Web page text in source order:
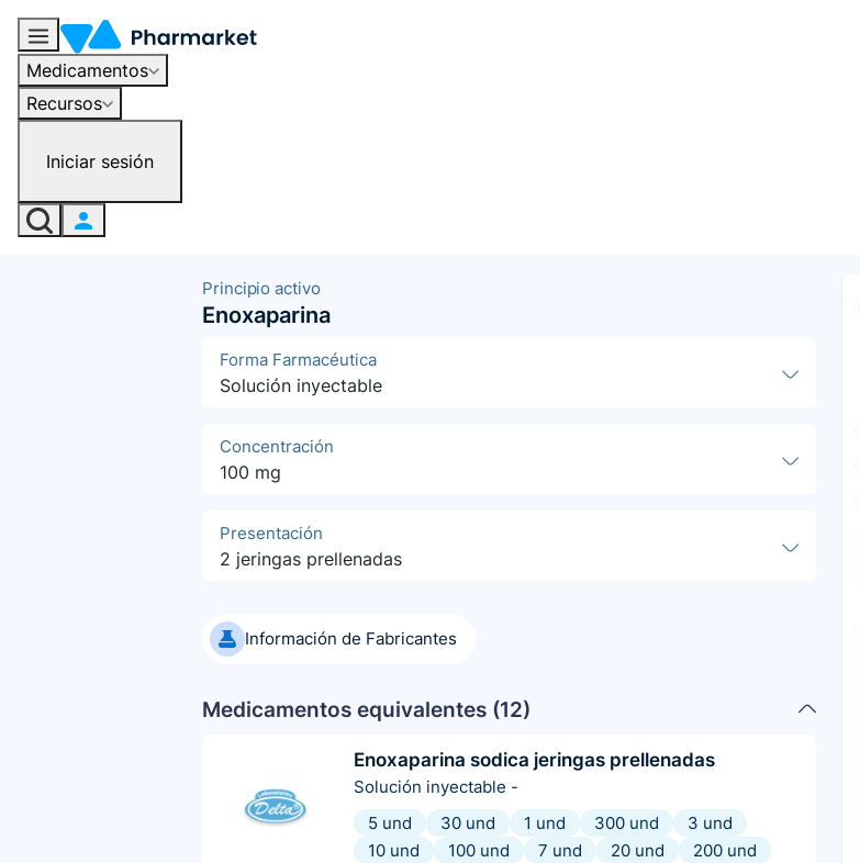
Medicamentos
Recursos
Iniciar sesión
Principio activo
Enoxaparina
Forma Farmacéutica
Solución inyectable
Concentración
100 mg
Presentación
2 jeringas prellenadas
Información de Fabricantes
Medicamentos equivalentes (12)
Enoxaparina sodica jeringas prellenadas
Solución inyectable -
5 und
30 und 1 und 300 und
3 und
10 und
100 und 7 und 20 und
200 und